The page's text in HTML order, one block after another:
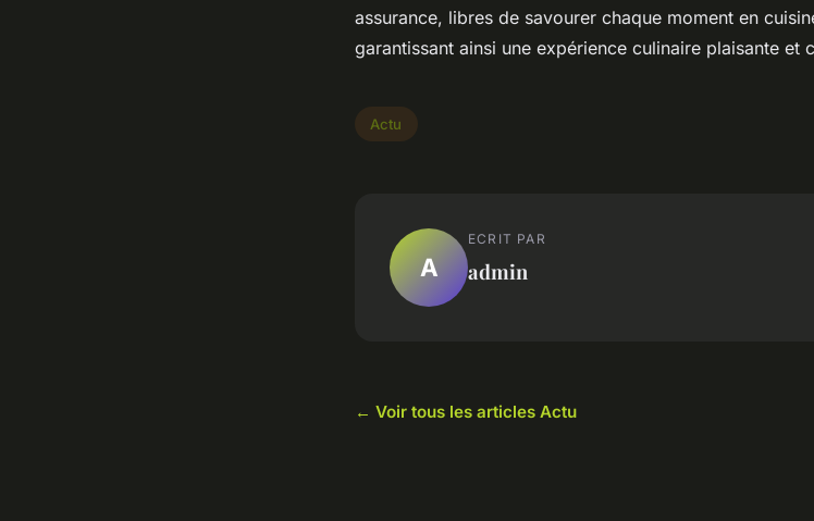
assurance, libres de savourer chaque moment en
garantissant ainsi une expérience culinaire plaisante et
Actu
A
ECRIT PAR
admin
← Voir tous les articles Actu